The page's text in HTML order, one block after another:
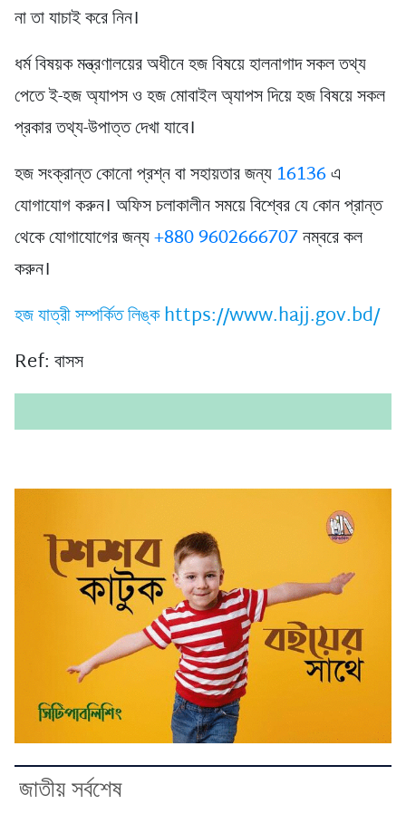
না তা যাচাই করে নিন।
ধর্ম বিষয়ক মন্ত্রণালয়ের অধীনে হজ বিষয়ে হালনাগাদ সকল তথ্য
পেতে ই-হজ অ্যাপস ও হজ মোবাইল অ্যাপস দিয়ে হজ বিষয়ে সকল
প্রকার তথ্য-উপাত্ত দেখা যাবে।
হজ সংক্রান্ত কোনো প্রশ্ন বা সহায়তার জন্য16136এ
যোগাযোগ করুন। অফিস চলাকালীন সময়ে বিশ্বের যে কোন প্রান্ত
থেকে যোগাযোগের জন্য+880 9602666707নম্বরে কল
করুন।
হজ যাত্রী সম্পর্কিত লিঙ্ক https://www.hajj.gov.bd/
Ref: বাসস
জাতীয় সর্বশেষ